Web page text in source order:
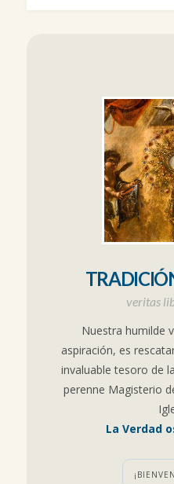
veritas
Nuestra humilde
aspiración, es
invaluable tesoro de
perenne Magisterio
La Verdad